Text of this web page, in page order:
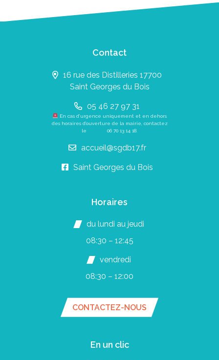
Contact
16 rue des Distilleries 17700
Saint Georges du Bois
05 46 27 97 31
En cas d’urgence uniquement et en dehors
des horaires d’ouverture de la mairie, contactez
le 06 70 13 14 18.
accueil@sgdb17.fr
Saint Georges du Bois
Horaires
du lundi au jeudi
08:30 – 12:45
vendredi
08:30 – 12:00
CONTACTEZ-NOUS
En un clic